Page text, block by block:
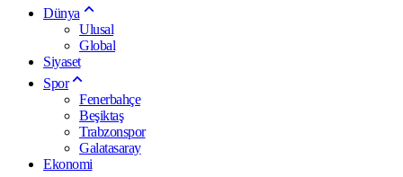
Dünya
Ulusal
Global
Siyaset
Spor
Fenerbahçe
Beşiktaş
Trabzonspor
Galatasaray
Ekonomi